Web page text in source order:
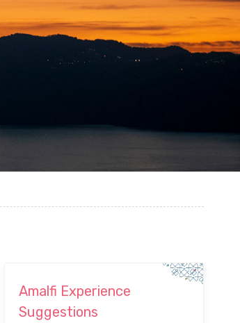
Amalfi Experience
Suggestions